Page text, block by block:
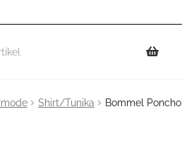
Shirt/Tunika Bommel Poncho